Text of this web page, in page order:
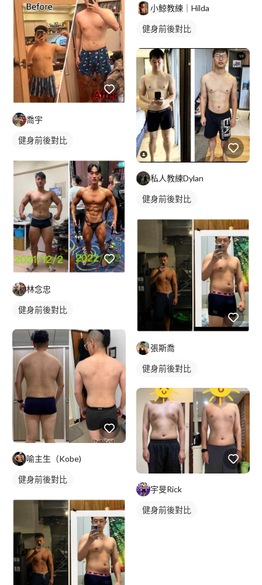
喬宇
健身前後對比
林念忠
健身前後對比
喻主生（Kobe)
健身前後對比
小鯨教練｜Hilda
健身前後對比
私人教練Dylan
健身前後對比
張斯喬
健身前後對比
宇旻Rick
健身前後對比